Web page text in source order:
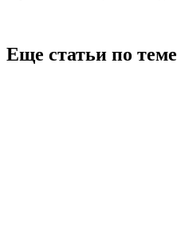
Еще статьи по теме